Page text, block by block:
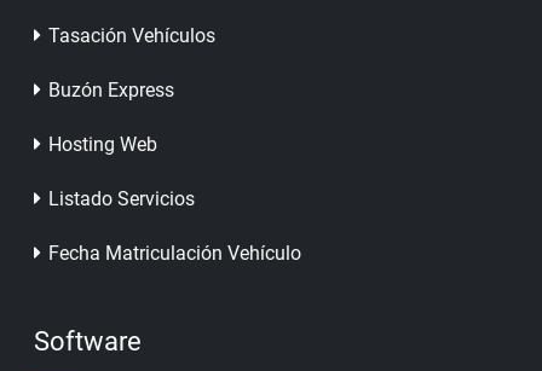
Tasación Vehículos
Buzón Express
Hosting Web
Listado Servicios
Fecha Matriculación Vehículo
Software